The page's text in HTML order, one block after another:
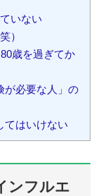
いない
）
歳を過ぎてか
が必要な人」の
てはいけない
ンフルエ